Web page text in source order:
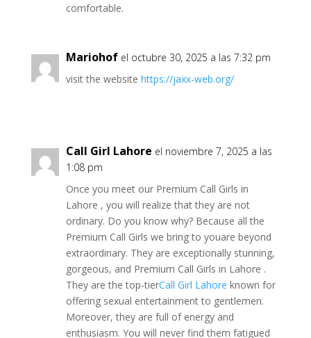
comfortable.
Mariohof el octubre 30, 2025 a las 7:32 pm
visit the website https://jaxx-web.org/
Call Girl Lahore el noviembre 7, 2025 a las
1:08 pm
Once you meet our Premium Call Girls in
Lahore , you will realize that they are not
ordinary. Do you know why? Because all the
Premium Call Girls we bring to youare beyond
extraordinary. They are exceptionally stunning,
gorgeous, and Premium Call Girls in Lahore .
They are the top-tierCall Girl Lahore known for
offering sexual entertainment to gentlemen.
Moreover, they are full of energy and
enthusiasm. You will never find them fatigued